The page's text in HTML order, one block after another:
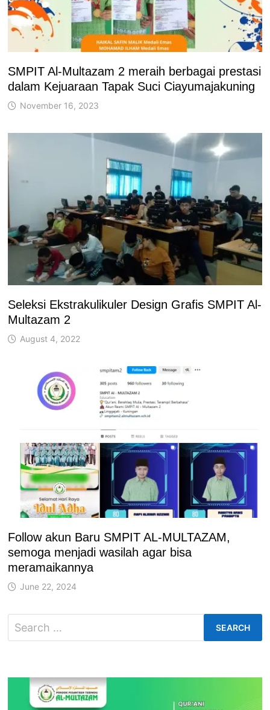
SMPIT Al-Multazam 2 meraih berbagai prestasi
dalam Kejuaraan Tapak Suci Ciayumajakuning
November 16, 2023
Seleksi Ekstrakulikuler Design Grafis SMPIT Al-
Multazam 2
August 4, 2022
Follow akun Baru SMPIT AL-MULTAZAM,
semoga menjadi wasilah agar bisa
meramaikannya
June 22, 2024
Search
for: